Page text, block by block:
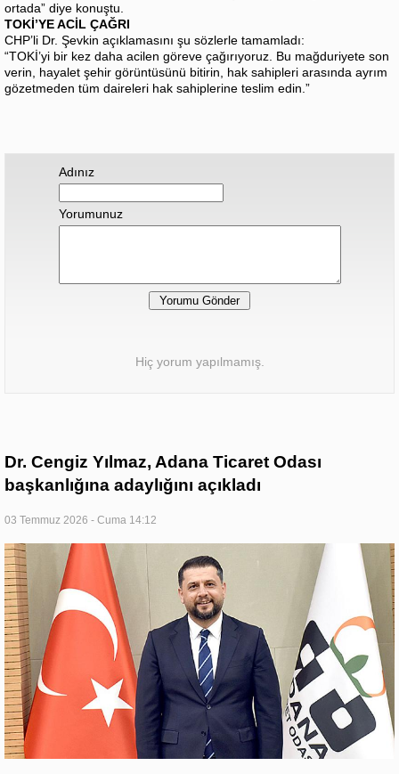
ortada” diye konuştu.
TOKİ’YE ACİL ÇAĞRI
CHP’li Dr. Şevkin açıklamasını şu sözlerle tamamladı:
“TOKİ’yi bir kez daha acilen göreve çağırıyoruz. Bu mağduriyete son
verin, hayalet şehir görüntüsünü bitirin, hak sahipleri arasında ayrım
gözetmeden tüm daireleri hak sahiplerine teslim edin.”
Adınız
Yorumunuz
Hiç yorum yapılmamış.
Dr. Cengiz Yılmaz, Adana Ticaret Odası
başkanlığına adaylığını açıkladı
03 Temmuz 2026 - Cuma 14:12